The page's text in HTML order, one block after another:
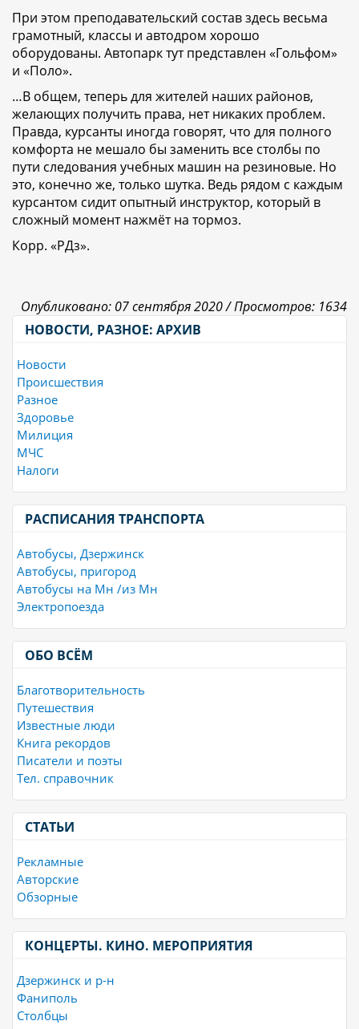
При этом преподавательский состав здесь весьма
грамотный, классы и автодром хорошо
оборудованы. Автопарк тут представлен «Гольфом»
и «Поло».
…В общем, теперь для жителей наших районов,
желающих получить права, нет никаких проблем.
Правда, курсанты иногда говорят, что для полного
комфорта не мешало бы заменить все столбы по
пути следования учебных машин на резиновые. Но
это, конечно же, только шутка. Ведь рядом с каждым
курсантом сидит опытный инструктор, который в
сложный момент нажмёт на тормоз.
Корр. «РДз».
Опубликовано: 07 сентября 2020 /Просмотров: 1634
НОВОСТИ, РАЗНОЕ: АРХИВ
Новости
Происшествия
Разное
Здоровье
Милиция
МЧС
Налоги
РАСПИСАНИЯ ТРАНСПОРТА
Автобусы, Дзержинск
Автобусы, пригород
Автобусы на Мн /из Мн
Электропоезда
ОБО ВСЁМ
Благотворительность
Путешествия
Известные люди
Книга рекордов
Писатели и поэты
Тел. справочник
СТАТЬИ
Рекламные
Авторские
Обзорные
КОНЦЕРТЫ. КИНО. МЕРОПРИЯТИЯ
Дзержинск и р-н
Фаниполь
Столбцы